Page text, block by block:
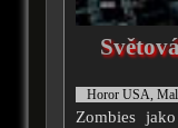
Horor USA,
Zombies